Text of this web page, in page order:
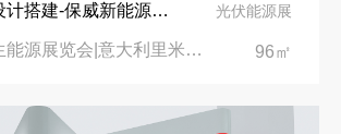
意大利展台设计搭建-保威新能源在意大利里米尼会展中心推出最新产品-中励展览设计策划公司 光伏能源展
意大利可再生能源展览会|意大利里米尼会展中心 96㎡